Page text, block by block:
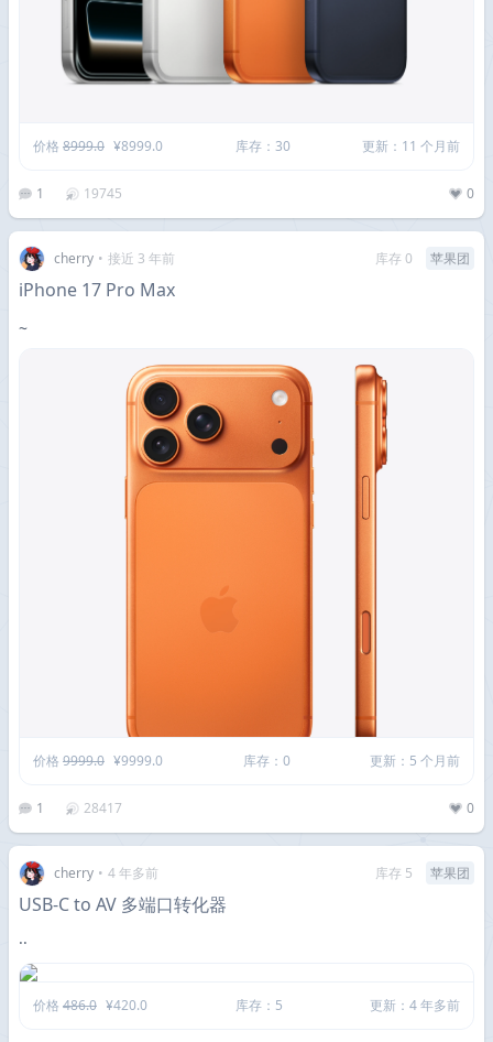
价格 8999.0 ¥8999.0 库存：30 更新：11 个月前
1 19745 0
cherry • 接近 3 年前 库存 0 苹果团
iPhone 17 Pro Max
~
价格 9999.0 ¥9999.0 库存：0 更新：5 个月前
1 28417 0
cherry • 4 年多前 库存 5 苹果团
USB-C to AV 多端口转化器
··
价格 486.0 ¥420.0 库存：5 更新：4 年多前